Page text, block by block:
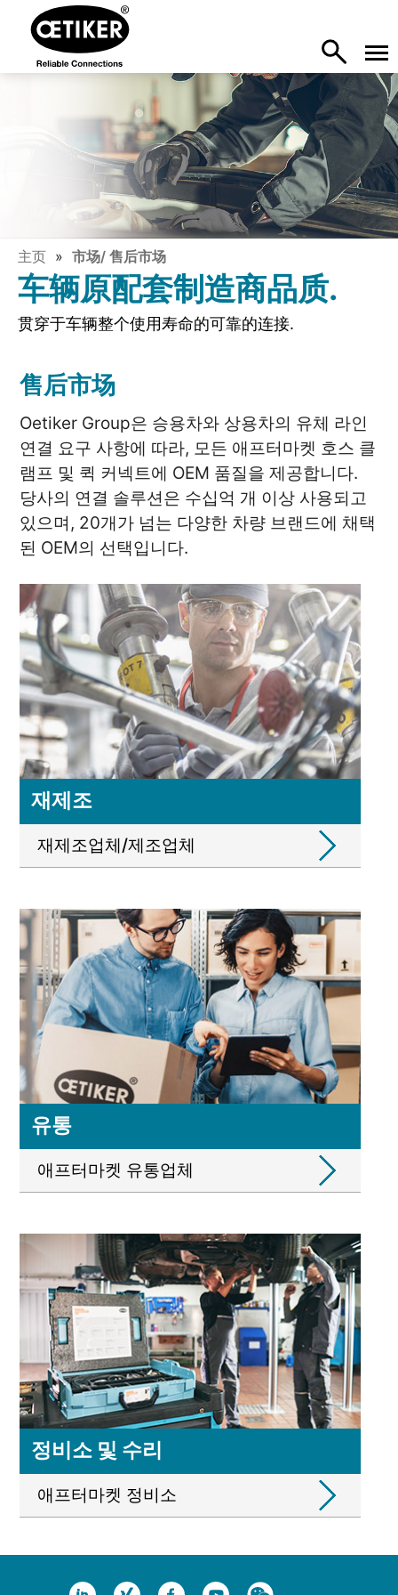
车辆原配套制造商品质.
贯穿于车辆整个使用寿命的可靠的连接.
主页 市场/ 售后市场
售后市场
Oetiker Group은 승용차와 상용차의 유체 라인
연결 요구 사항에 따라, 모든 애프터마켓 호스 클
램프 및 퀵 커넥트에 OEM 품질을 제공합니다.
당사의 연결 솔루션은 수십억 개 이상 사용되고
있으며, 20개가 넘는 다양한 차량 브랜드에 채택
된 OEM의 선택입니다.
재제조
재제조업체/제조업체
유통
애프터마켓 유통업체
정비소 및 수리
애프터마켓 정비소